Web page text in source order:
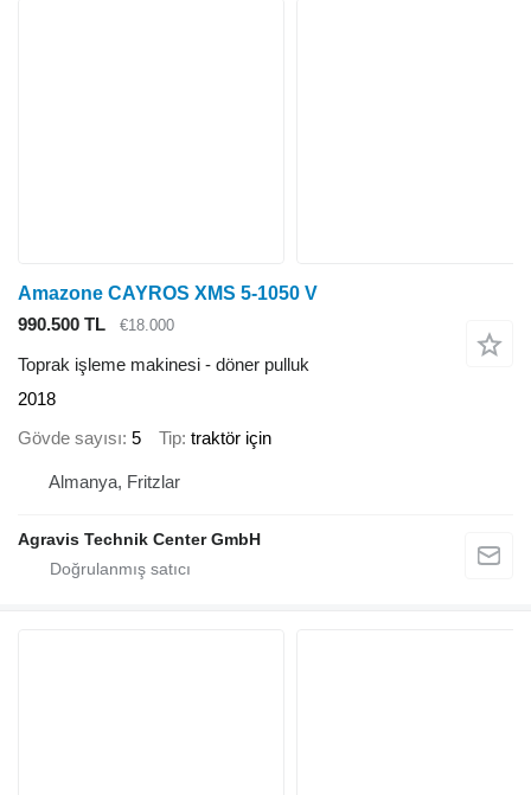
Amazone CAYROS XMS 5-1050 V
990.500 TL
€18.000
Toprak işleme makinesi - döner pulluk
2018
Gövde sayısı 5 Tip traktör için
Almanya, Fritzlar
Agravis Technik Center GmbH